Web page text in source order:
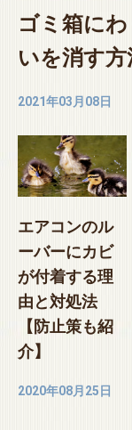
ゴミ箱に
いを消す
2021年03月08日
エアコンのル
ーバーにカビ
が付着する理
由と対処法
【防止策も紹
介】
2020年08月25日